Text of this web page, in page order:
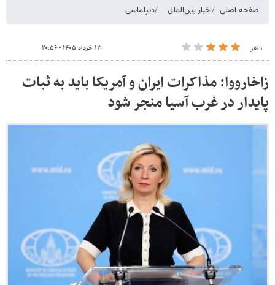
صفحه اصلی اخبار بین‌الملل دیپلماسی
۱ نفر ۱۳ خرداد ۱۴۰۵ - ۲۰:۵۶
زاخارووا: مذاکرات ایران و آمریکا باید به ثبات
پایدار در غرب آسیا منجر شود